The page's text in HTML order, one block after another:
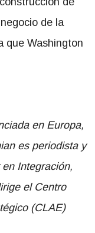
de la
que Washington
en Europa,
es periodista y
Integración,
el Centro
(CLAE)